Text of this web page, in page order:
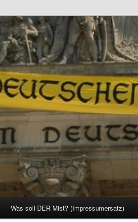
Was soll DER Mist? (Impressumersatz)